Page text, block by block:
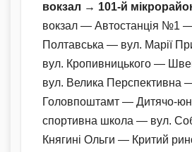
вокзал → 101-й
вокзал — Автостанція №1
Полтавська — вул. Марії
вул. Кропивницького —
вул. Велика
Головпоштамт — Дитячо-
спортивна школа — вул.
Княгині Ольги — Критий